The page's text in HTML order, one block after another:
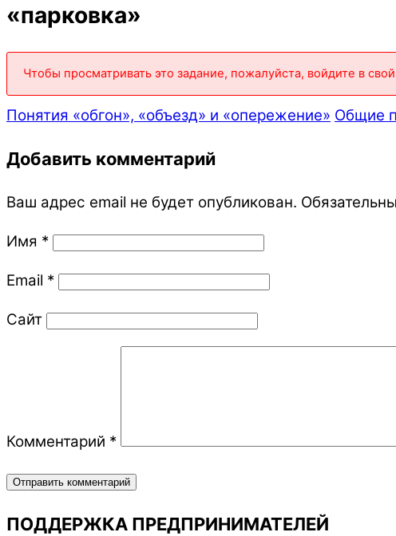
«парковка»
Чтобы просматривать это задание, пожалуйста, войдите в
Понятия «обгон», «объезд» и «опережение» Общие
Добавить комментарий
Ваш адрес email не будет опубликован.
Имя *
Email *
Сайт
Комментарий *
ПОДДЕРЖКА ПРЕДПРИНИМАТЕЛЕЙ